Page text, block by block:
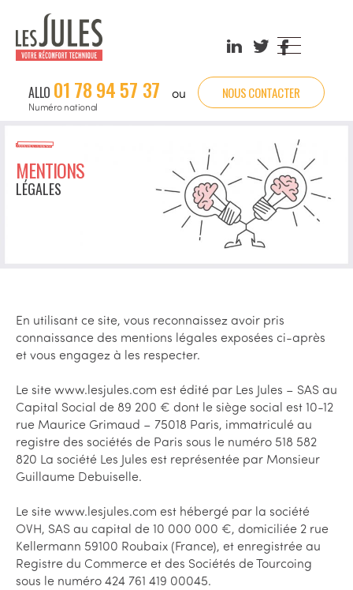
Linkedin
X Facebook
Jules
ALLO 0‌1 7‌8 9‌4 5‌7 3‌7
Numéro national
ou NOUS CONTACTER
MENTIONS
LÉGALES
En utilisant ce site, vous reconnaissez avoir pris
connaissance des mentions légales exposées ci-après
et vous engagez à les respecter.
Le site www.lesjules.com est édité par Les Jules – SAS au
Capital Social de 89 200 € dont le siège social est 10-12
rue Maurice Grimaud – 75018 Paris, immatriculé au
registre des sociétés de Paris sous le numéro 518 582
820 La société Les Jules est représentée par Monsieur
Guillaume Debuiselle.
Le site www.lesjules.com est hébergé par la société
OVH, SAS au capital de 10 000 000 €, domiciliée 2 rue
Kellermann 59100 Roubaix (France), et enregistrée au
Registre du Commerce et des Sociétés de Tourcoing
sous le numéro 424 761 419 00045.